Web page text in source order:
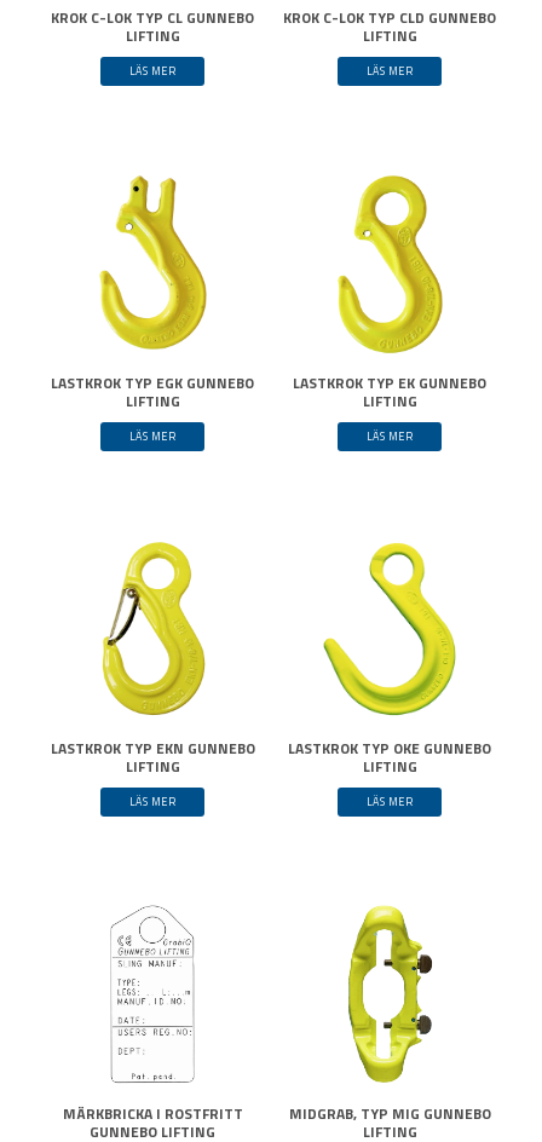
KROK C-LOK TYP CL GUNNEBO
LIFTING
LÄS MER
KROK C-LOK TYP CLD GUNNEBO
LIFTING
LÄS MER
LASTKROK TYP EGK GUNNEBO
LIFTING
LÄS MER
LASTKROK TYP EK GUNNEBO
LIFTING
LÄS MER
LASTKROK TYP EKN GUNNEBO
LIFTING
LÄS MER
LASTKROK TYP OKE GUNNEBO
LIFTING
LÄS MER
MÄRKBRICKA I ROSTFRITT
GUNNEBO LIFTING
MIDGRAB, TYP MIG GUNNEBO
LIFTING